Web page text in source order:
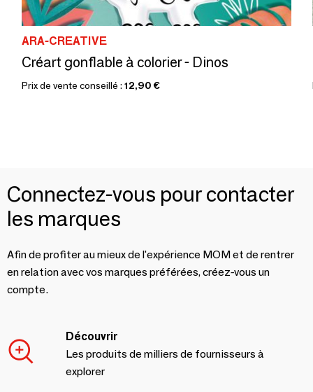
ARA-CREATIVE
Créart gonflable à colorier - Dinos
Prix de vente conseillé : 12,90 €
Connectez-vous pour contacter
les marques
Afin de profiter au mieux de l'expérience MOM et de rentrer
en relation avec vos marques préférées, créez-vous un
compte.
Découvrir
Les produits de milliers de fournisseurs à
explorer